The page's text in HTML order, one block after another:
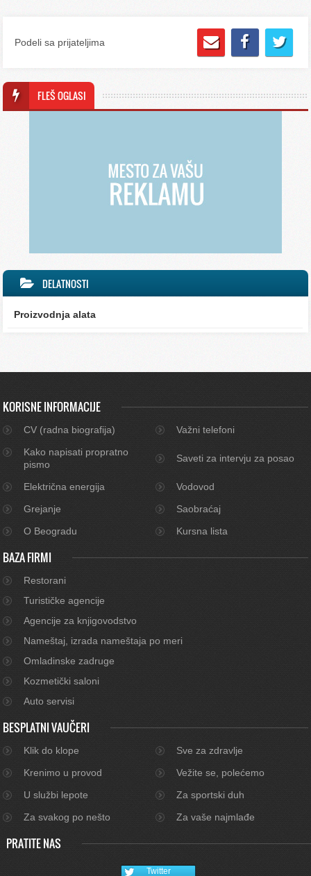
Podeli sa prijateljima
FLEŠ OGLASI
DELATNOSTI
Proizvodnja alata
KORISNE INFORMACIJE
CV (radna biografija)
Važni telefoni
Kako napisati propratno
pismo
Saveti za intervju za posao
Električna energija
Vodovod
Grejanje
Saobraćaj
O Beogradu
Kursna lista
BAZA FIRMI
Restorani
Turističke agencije
Agencije za knjigovodstvo
Nameštaj, izrada nameštaja po meri
Omladinske zadruge
Kozmetički saloni
Auto servisi
BESPLATNI VAUČERI
Klik do klope
Sve za zdravlje
Krenimo u provod
Vežite se, polećemo
U službi lepote
Za sportski duh
Za svakog po nešto
Za vaše najmlađe
PRATITE NAS
Twitter